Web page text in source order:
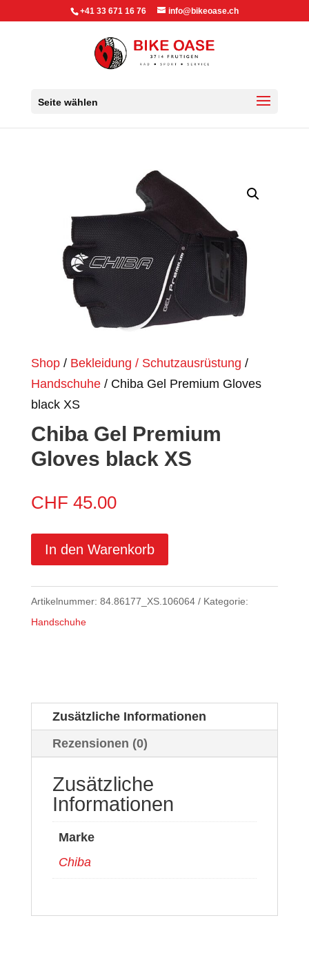
+41 33 671 16 76 info@bikeoase.ch
Seite wählen
Shop/ Bekleidung / Schutzausrüstung /
Handschuhe/ Chiba Gel Premium Gloves
black XS
Chiba Gel Premium
Gloves black XS
CHF 45.00
In den Warenkorb
Artikelnummer: 84.86177_XS.106064
Kategorie:
Handschuhe
Zusätzliche Informationen
Rezensionen (0)
Zusätzliche
Informationen
Marke
Chiba